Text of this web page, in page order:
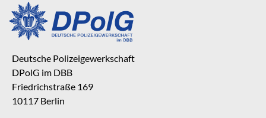
Deutsche Polizeigewerkschaft
DPolG im DBB
Friedrichstraße 169
10117 Berlin